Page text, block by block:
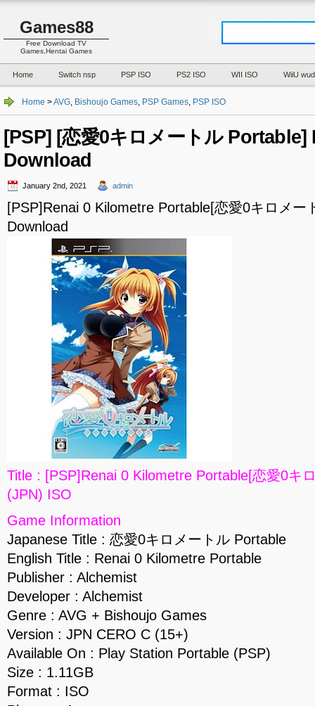
Games88
Free Download TV
Games,Hentai Games
Home Switch nsp PSP ISO PS2 ISO WII ISO WiiU wud
Home >AVG, Bishoujo Games, PSP Games, PSP ISO
[PSP] [恋愛0キロメートル Portable]
Download
January 2nd, 2021 admin
[PSP]Renai 0 Kilometre Portable[恋愛0キロメー
Download
Title : [PSP]Renai 0 Kilometre Portable[恋愛0キ
(JPN) ISO
Game Information
Japanese Title : 恋愛0キロメートル Portable
English Title : Renai 0 Kilometre Portable
Publisher : Alchemist
Developer : Alchemist
Genre : AVG + Bishoujo Games
Version : JPN CERO C (15+)
Available On : Play Station Portable (PSP)
Size : 1.11GB
Format : ISO